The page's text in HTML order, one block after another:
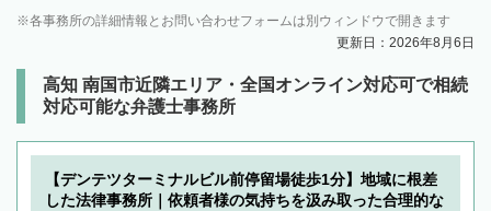
各事務所の詳細情報とお問い合わせフォームは別ウィンドウで開きます
更新日：2026年8月6日
高知 南国市近隣エリア・全国オンライン対応可で相続
対応可能な弁護士事務所
【デンテツターミナルビル前停留場徒歩1分】地域に根差
した法律事務所｜依頼者様の気持ちを汲み取った合理的な